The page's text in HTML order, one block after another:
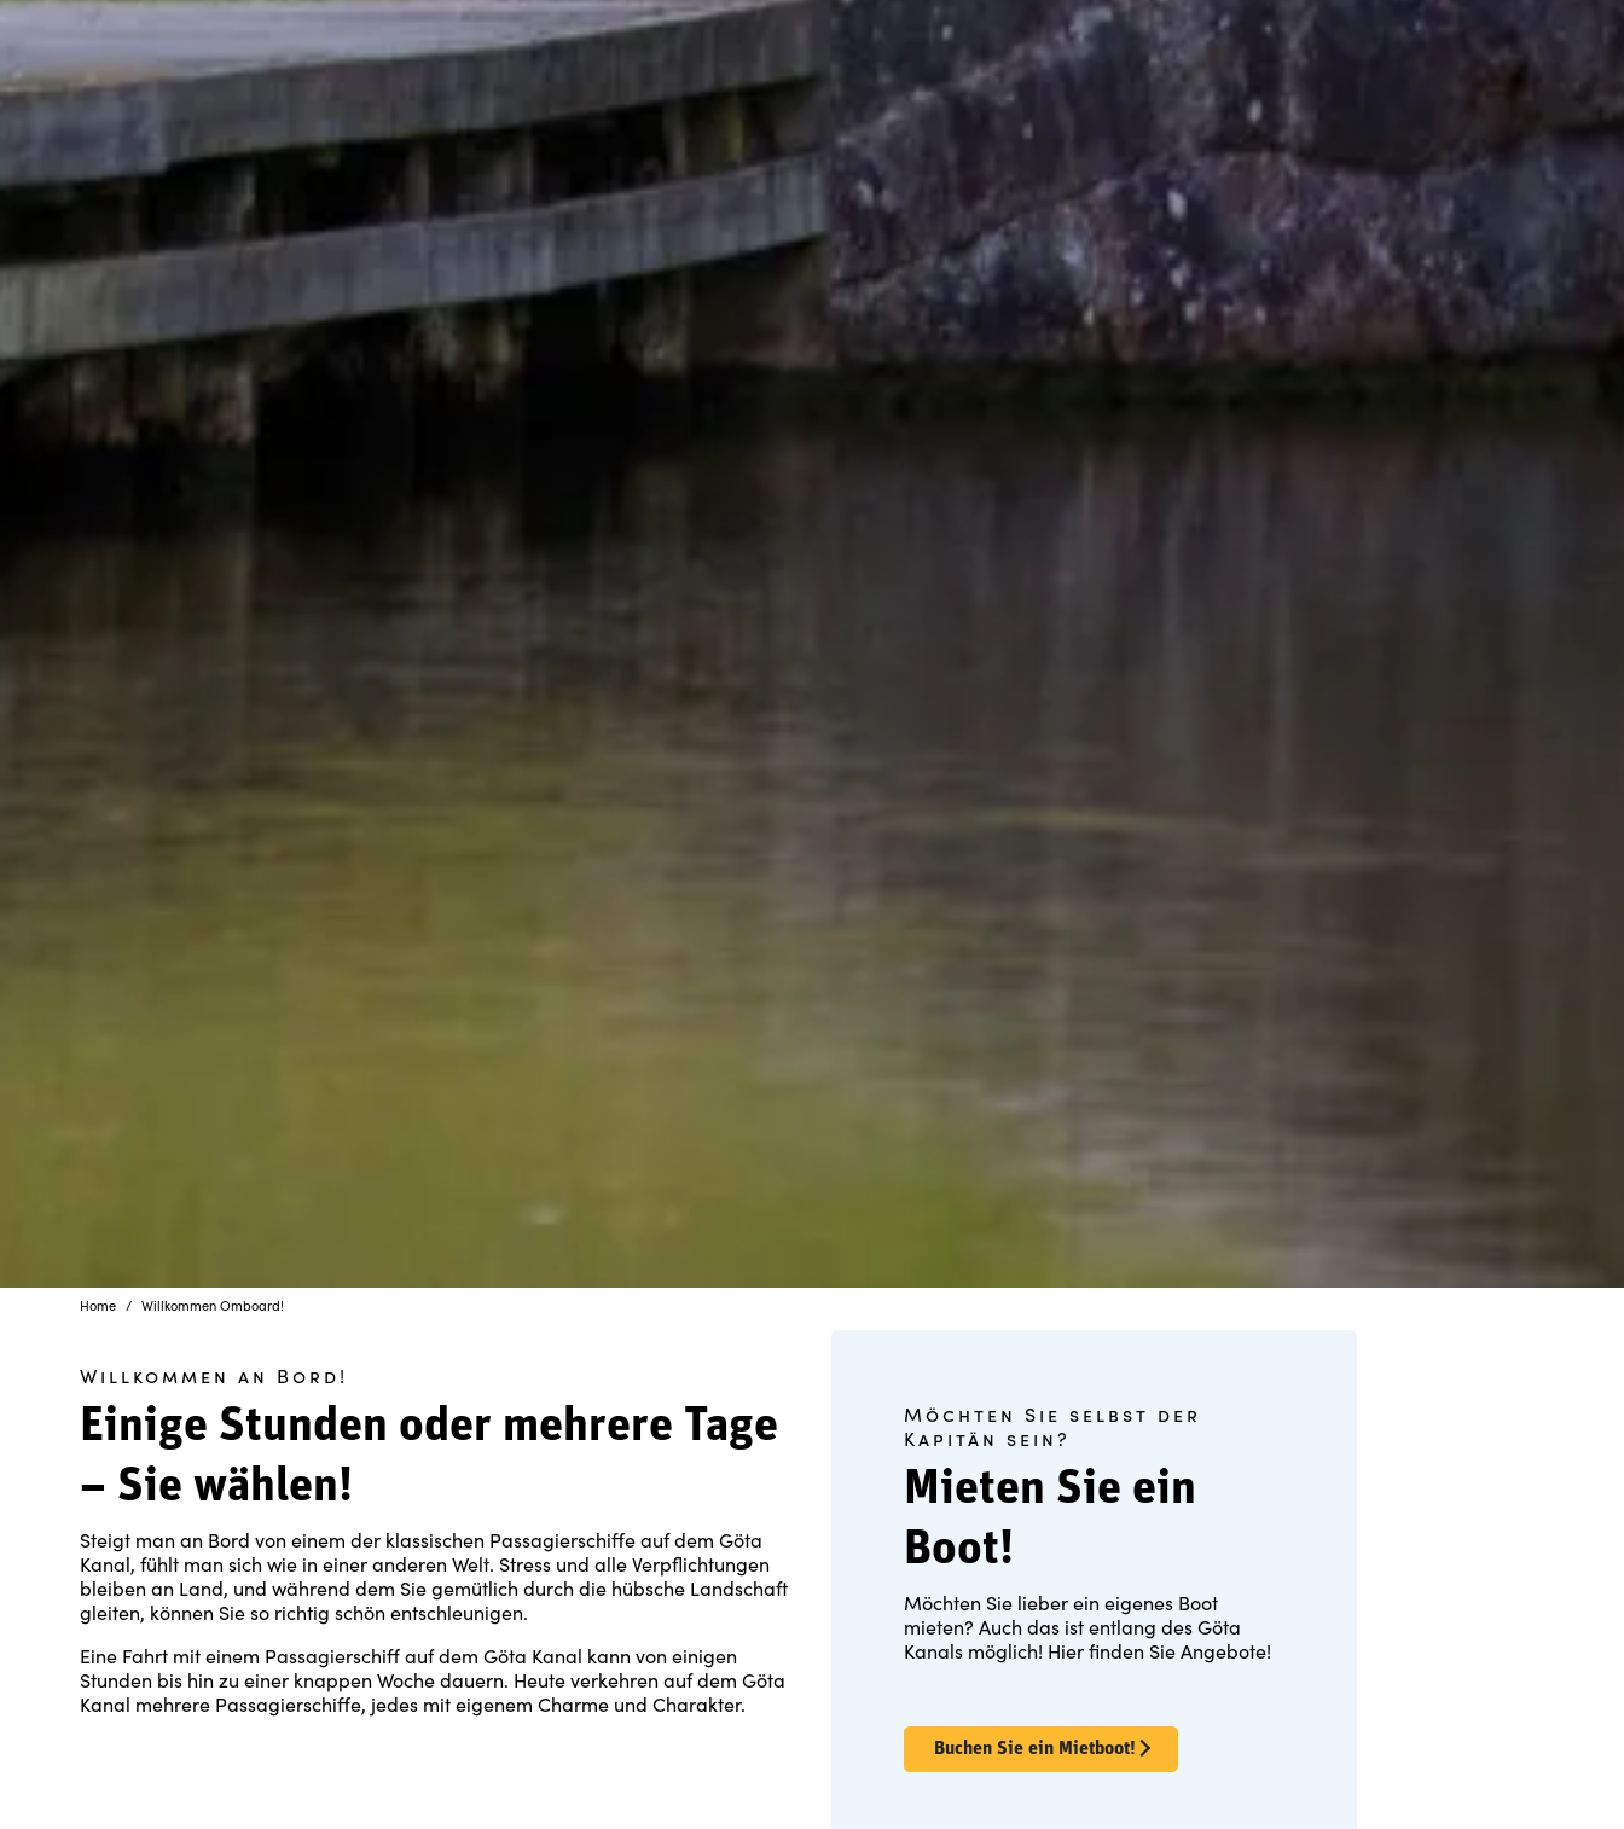
Home Willkommen Omboard!
Willkommen an Bord!
Einige Stunden oder mehrere Tage
– Sie wählen!
Steigt man an Bord von einem der klassischen Passagierschiffe auf dem Göta
Kanal, fühlt man sich wie in einer anderen Welt. Stress und alle Verpflichtungen
bleiben an Land, und während dem Sie gemütlich durch die hübsche Landschaft
gleiten, können Sie so richtig schön entschleunigen.
Eine Fahrt mit einem Passagierschiff auf dem Göta Kanal kann von einigen
Stunden bis hin zu einer knappen Woche dauern. Heute verkehren auf dem Göta
Kanal mehrere Passagierschiffe, jedes mit eigenem Charme und Charakter.
Möchten Sie selbst der
Kapitän sein?
Mieten Sie ein
Boot!
Möchten Sie lieber ein eigenes Boot
mieten? Auch das ist entlang des Göta
Kanals möglich! Hier finden Sie Angebote!
Buchen Sie ein Mietboot!